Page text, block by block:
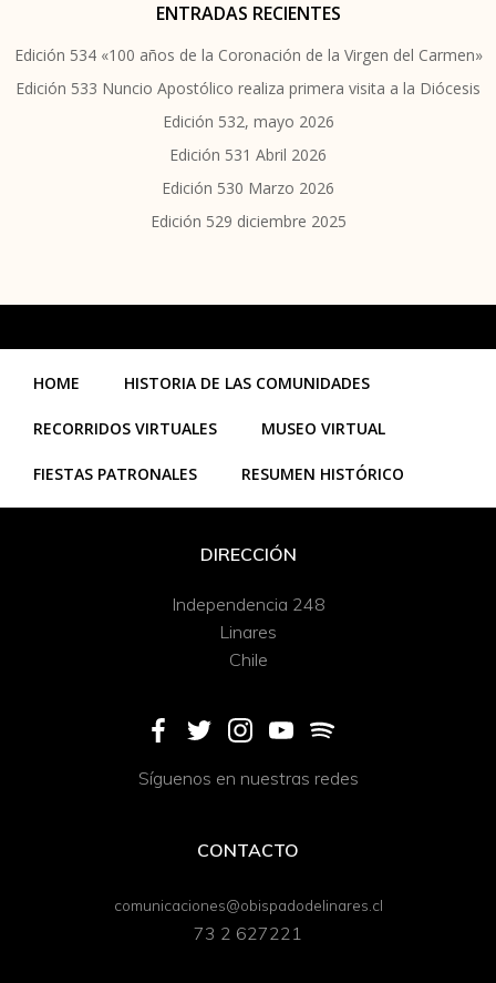
ENTRADAS RECIENTES
Edición 534 «100 años de la Coronación de la Virgen del Carmen»
Edición 533 Nuncio Apostólico realiza primera visita a la Diócesis
Edición 532, mayo 2026
Edición 531 Abril 2026
Edición 530 Marzo 2026
Edición 529 diciembre 2025
HOME HISTORIA DE LAS COMUNIDADES
RECORRIDOS VIRTUALES MUSEO VIRTUAL
FIESTAS PATRONALES RESUMEN HISTÓRICO
DIRECCIÓN
Independencia 248
Linares
Chile
Síguenos en nuestras redes
CONTACTO
comunicaciones@obispadodelinares.cl
73 2 627221